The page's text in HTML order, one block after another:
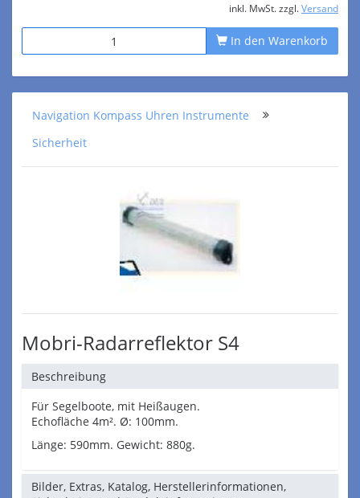
inkl. MwSt. zzgl. Versand
In den Warenkorb
Navigation Kompass Uhren Instrumente
Sicherheit
Mobri-Radarreflektor S4
Beschreibung
Für Segelboote, mit Heißaugen.
Echofläche 4m². Ø: 100mm.
Länge: 590mm. Gewicht: 880g.
Bilder, Extras, Katalog, Herstellerinformationen,